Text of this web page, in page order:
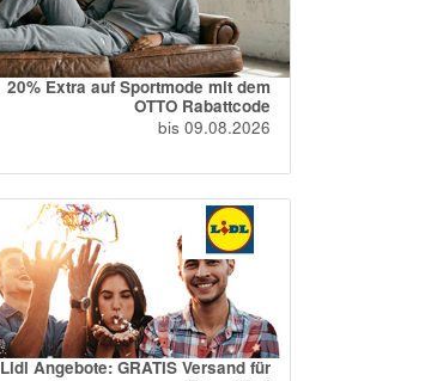
20% Extra auf Sportmode mit dem
OTTO Rabattcode
bis 09.08.2026
Lidl Angebote: GRATIS Versand für